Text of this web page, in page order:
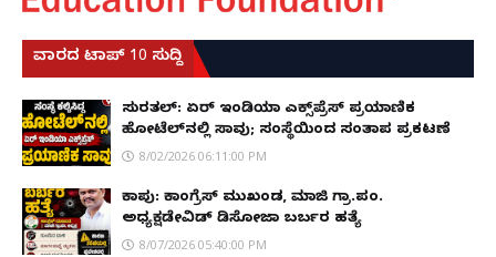
ವಾರದ ಟಾಪ್ 10 ಸುದ್ದಿ
ಸುರತ್ಕಲ್: ಏರ್ ಇಂಡಿಯಾ ಎಕ್ಸ್‌ಪ್ರೆಸ್ ಪ್ರಯಾಣಿಕ
ಹೋಟೆಲ್‌ನಲ್ಲಿ ಸಾವು; ಸಂಸ್ಥೆಯಿಂದ ಸಂತಾಪ ಪ್ರಕಟಣೆ
8/02/2026 06:11:00 PM
ಕಾಪು: ಕಾಂಗ್ರೆಸ್ ಮುಖಂಡ, ಮಾಜಿ ಗ್ರಾ.ಪಂ.
ಅಧ್ಯಕ್ಷಡೇವಿಡ್ ಡಿಸೋಜಾ ಬರ್ಬರ ಹತ್ಯೆ
8/07/2026 05:40:00 PM